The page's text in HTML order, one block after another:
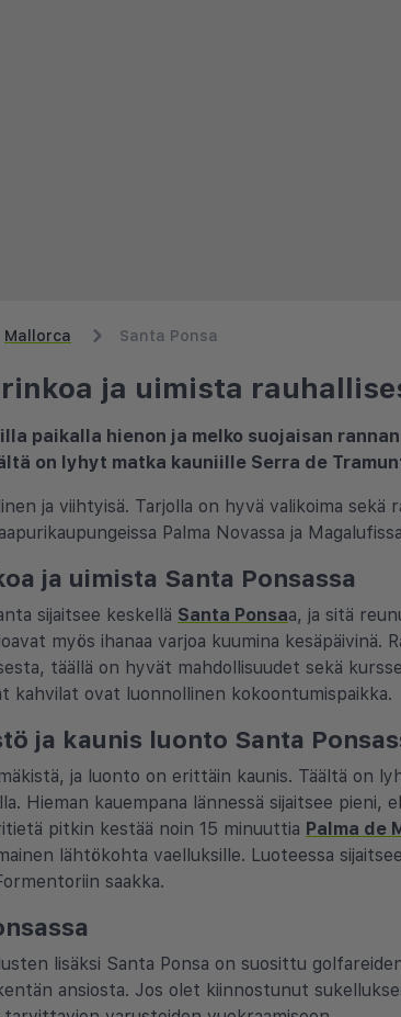
Mallorca Santa Ponsa
ja uimista
paikalla hienon ja melko suojaisan
on lyhyt matka kauniille Serra de
ja viihtyisä. Tarjolla on hyvä valikoima
Palma Novassa ja
ja uimista Santa Ponsassa
sijaitsee keskellä Santa Ponsaa, ja sitä
myös ihanaa varjoa kuumina kesäpäivinä.
täällä on hyvät mahdollisuudet sekä
kahvilat ovat luonnollinen kokoontumispaikka.
ja kaunis luonto Santa
ja luonto on erittäin kaunis. Täältä on
Hieman kauempana lännessä sijaitsee pieni,
pitkin kestää noin 15 minuuttia Palma de
lähtökohta vaelluksille. Luoteessa
saakka.
lisäksi Santa Ponsa on suosittu
ansiosta. Jos olet kiinnostunut